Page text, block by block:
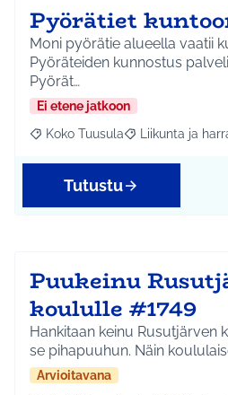
Pyörätiet
Moni pyörätie alueella vaatii
Pyöräteiden kunnostus
Pyörät…
Ei etene jatkoon
Rajaa tulokset aihepiirin mukaan:
Koko Tuusula Rajaa tulokset
Liikunta ja
Tutustu
Puukeinu
koululle #1749
Hankitaan keinu Rusutjärven
se pihapuuhun. Näin
Arvioitavana